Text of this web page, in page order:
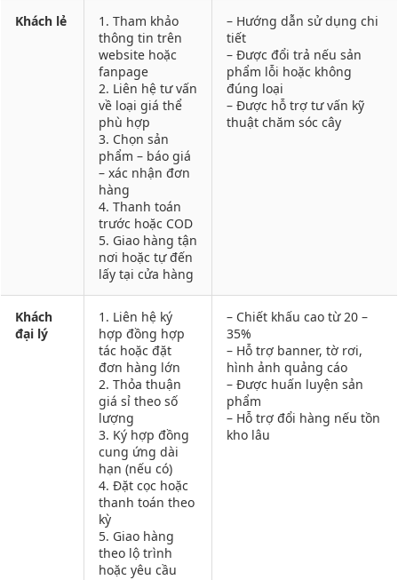
Khách lẻ
1. Tham khảo
thông tin trên
website hoặc
fanpage
2. Liên hệ tư vấn
về loại giá thể
phù hợp
3. Chọn sản
phẩm – báo giá
– xác nhận đơn
hàng
4. Thanh toán
trước hoặc COD
5. Giao hàng tận
nơi hoặc tự đến
lấy tại cửa hàng
– Hướng dẫn sử dụng chi
tiết
– Được đổi trả nếu sản
phẩm lỗi hoặc không
đúng loại
– Được hỗ trợ tư vấn kỹ
thuật chăm sóc cây
Khách
đại lý
1. Liên hệ ký
hợp đồng hợp
tác hoặc đặt
đơn hàng lớn
2. Thỏa thuận
giá sỉ theo số
lượng
3. Ký hợp đồng
cung ứng dài
hạn (nếu có)
4. Đặt cọc hoặc
thanh toán theo
kỳ
5. Giao hàng
theo lộ trình
hoặc yêu cầu
– Chiết khấu cao từ 20 –
35%
– Hỗ trợ banner, tờ rơi,
hình ảnh quảng cáo
– Được huấn luyện sản
phẩm
– Hỗ trợ đổi hàng nếu tồn
kho lâu